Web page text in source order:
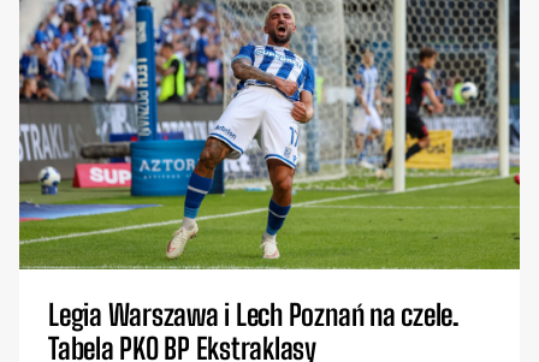
Legia Warszawa i Lech Poznań na czele.
Tabela PKO BP Ekstraklasy